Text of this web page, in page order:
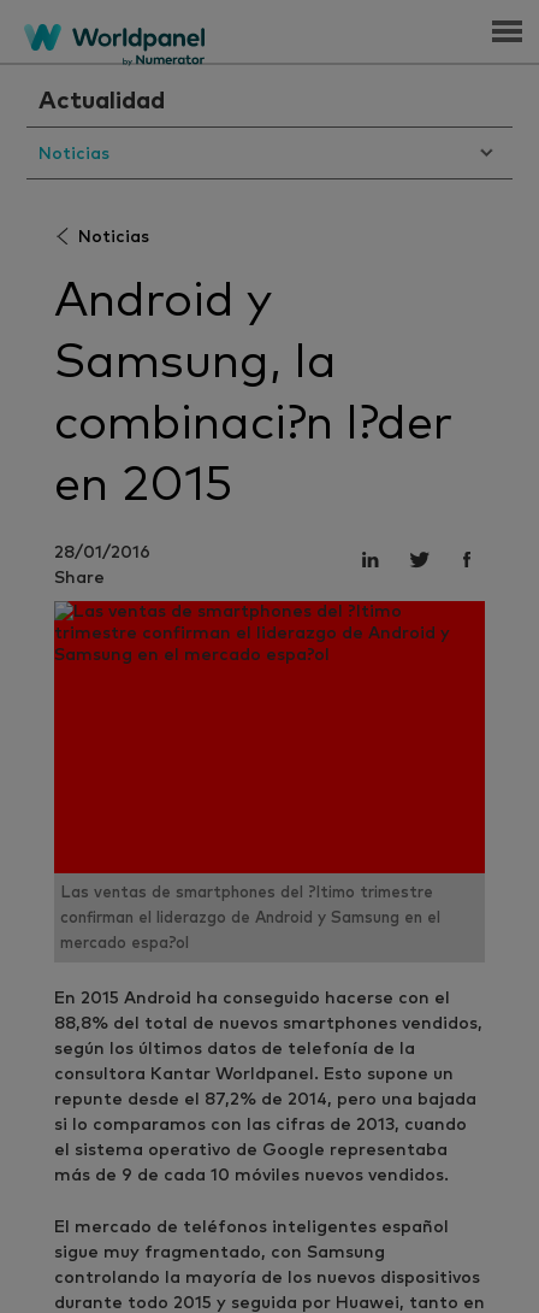
Menu
Actualidad
Noticias
Noticias
Android y
Samsung, la
combinaci?n l?der
en 2015
28/01/2016
Share
Las ventas de smartphones del ?ltimo trimestre
confirman el liderazgo de Android y Samsung en el
mercado espa?ol
En 2015 Android ha conseguido hacerse con el
88,8% del total de nuevos smartphones vendidos,
según los últimos datos de telefonía de la
consultora Kantar Worldpanel. Esto supone un
repunte desde el 87,2% de 2014, pero una bajada
si lo comparamos con las cifras de 2013, cuando
el sistema operativo de Google representaba
más de 9 de cada 10 móviles nuevos vendidos.
El mercado de teléfonos inteligentes español
sigue muy fragmentado, con Samsung
controlando la mayoría de los nuevos dispositivos
durante todo 2015 y seguida por Huawei, tanto en